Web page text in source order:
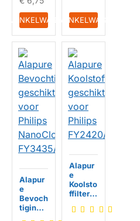
IN WINKELWAGENIN WINKELWAGEN
Alapur
e
Bevoch
tigingsf
Alapur
e
Koolsto
ffilter
kt voor